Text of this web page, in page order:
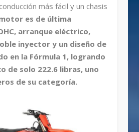
más fácil y un chasis
es de última
arranque eléctrico,
inyector y un diseño de
en la Fórmula 1, logrando
de solo 222.6 libras, uno
de su categoría.